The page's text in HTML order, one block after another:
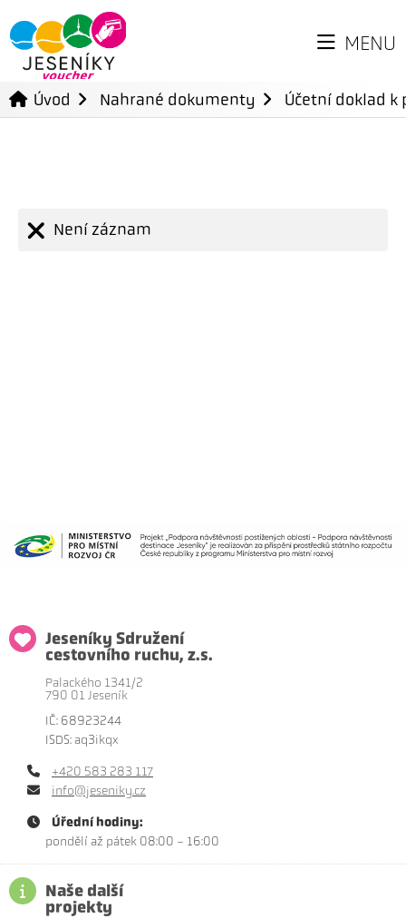
MENU
Úvod Nahrané dokumenty Účetní doklad
Není záznam
Jeseníky Sdružení
cestovního ruchu, z.s.
Palackého 1341/2
790 01 Jeseník
IČ: 68923244
ISDS: aq3ikqx
+420 583 283 117
info@jeseniky.cz
Úřední hodiny:
pondělí až pátek 08:00 - 16:00
Naše další
projekty